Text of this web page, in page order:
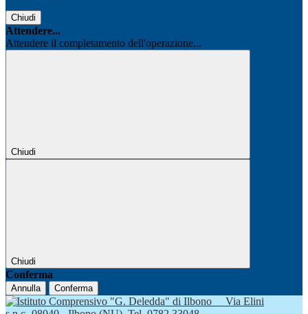
Chiudi
Attendere...
Attendere il completamento dell'operazione...
Chiudi
Chiudi
Conferma
Annulla Conferma
Via Elini